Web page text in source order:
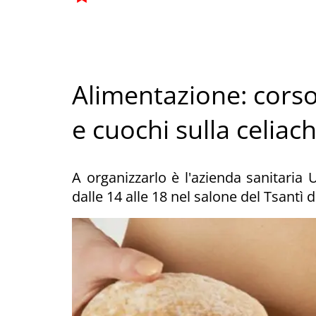
Alimentazione:
e cuochi sulla
A organizzarlo è l'azienda
dalle 14 alle 18 nel salone del Tsantì